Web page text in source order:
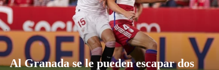
Al Granada se le pueden escapar dos